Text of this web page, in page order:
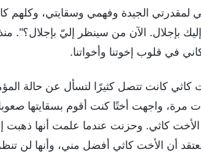
لمقدرتي الجيدة وفهمي وسقايتي، وكلهم
بإجلال. الآن من سينظر إليّ بإجلال؟".
في قلوب إخوتنا وأخواتنا.
كاثي كانت تتصل كثيرًا لتسأل عن حالة
مرة، واجهت أختًا كنت أقوم بسقايتها
كاثي. وحزنت عندما علمت أنها ذهبت
أن الأخت كاثي أفضل مني، وأنها لن